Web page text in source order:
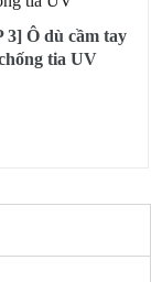
Ô dù cầm tay
tia UV